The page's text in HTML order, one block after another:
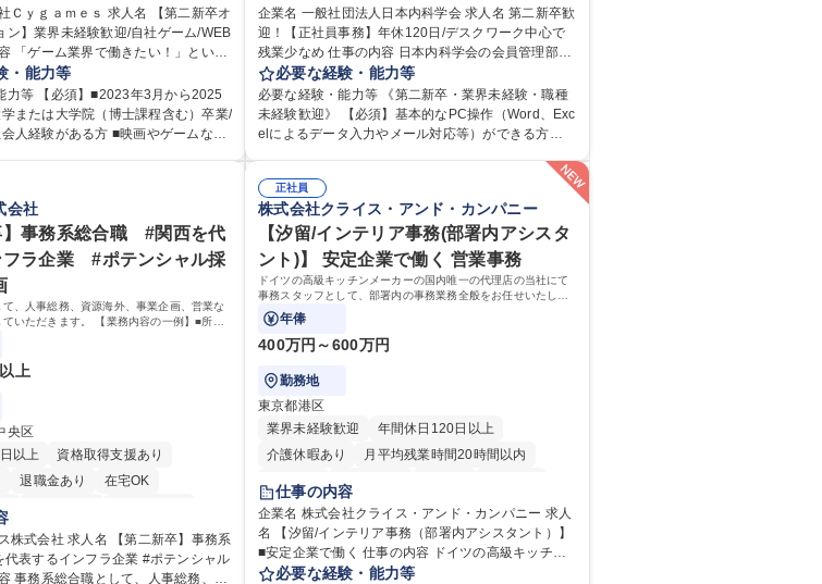
完全週休2日制
あり
交通費支給
土日祝休み
食補助あり
第二新卒歓迎
ｅｓ 求人名 【第二新卒オ
ン】業界未経験歓迎/自社ゲーム/WEB
のの、どのポジションが自分の適性
るか悩んでいる方が対象となりま
ンジニ ア/インフラエンジニアな
いたします。ゲームやエンタメコン
で、「ゲーム業界の未来を自らの手
最高のコンテンツを作るためには、
いう情熱に溢れた方のご応募をお待
ンポジ
経験歓迎/自社ゲーム/WEB面接
・能力等
力等 【必須】■2023年3月から2025
または大学院（博士課程含む）卒業/
人経験がある方 ■映画やゲームなど
シャルゲーム → ゲームプランナー
エンジニア ・独立行政法人 → デー
：大学院 大学
企業名 一般社団法人日本内科学会 求人名 第二新卒歓
迎！【正社員事務】年休120日/デスクワーク中心で
残業少なめ 仕事の内容 日本内科学会の会員管理部門
にて、医師（会員）の年会費徴収や住所等個人情報
の変更システム入力、電話・FAX対応をお任せしま
す。将来的には、各種委員会の運営事務局業務など
にも幅広く携わっていただきます。 【会員管理・デ
報のシステム登録・更新 ・年会費の徴収管理や入金
データの照合確認 【問い合わせ対応】 ・会員（医
師）からの電話、FAX、ネット申請に伴う相談受付
・複雑な案件のへのエスカレーション・連携対応 募
集職種 第二新卒歓迎！【正社員事務】年休120日/デ
スクワーク中心で残業少なめ
必要な経験・能力等
必要な経験・能力等 《第二新卒・業界未経験・職種
未経験歓迎》 【必須】基本的なPC操作（Word、Exc
elによるデータ入力やメール対応等）ができる方
「実働7時間勤務」で残業も少なくワークライフバラ
ンスは抜群です。 【将来的な業務（各種委員会運
営）】 ・学会内における各種委員会のスケジュール
調整、資料作成、当日の運営サポート 学歴・資格 学
歴：大学院 大学 語学力： 資格：
会社
】事務系総合職 #関西を代
フラ企業 #ポテンシャル採
、人事総務、資源海外、事業企画、営業な
いただきます。 【業務内容の一例】■所属
■海外に関係する各種業務 ■営業部門の企画
業
上
央区
以上
資格取得支援あり
退職金あり
在宅OK
服装自由
第二新卒歓迎
食事補助あり
【第二新卒】事務系
代表するインフラ企業 #ポテンシャル
正社員
株式会社クライス・アンド・カンパニー
【汐留/インテリア事務(部署内アシスタ
ント)】 安定企業で働く 営業事務
ドイツの高級キッチンメーカーの国内唯一の代理店の当社にて
事務スタッフとして、部署内の事務業務全般をお任せいたしま
す。 裁量を持って働いていただけるため、スキルアップも可能
です。年俸
400万円～600万円
勤務地
東京都港区
業界未経験歓迎
年間休日120日以上
介護休暇あり
月平均残業時間20時間以内
転勤なし
退職金あり
完全週休2日制
インセンティブあり
交通費支給
駅近5分以内 土日祝休み
仕事の内容
企業名 株式会社クライス・アンド・カンパニー 求人
名 【汐留/インテリア事務（部署内アシスタント）】
■安定企業で働く 仕事の内容 ドイツの高級キッチン
メーカーの国内唯一の代理店の当社にて事務スタッ
必要な経験・能力等